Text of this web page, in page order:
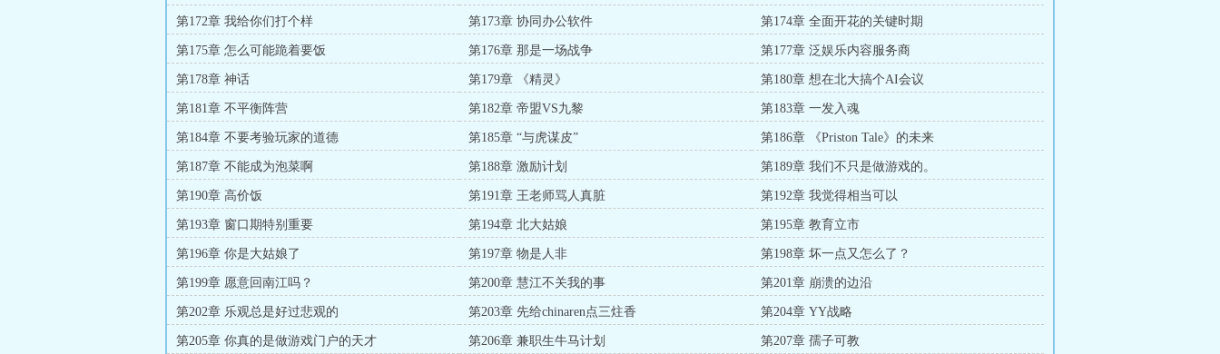
第172章 我给你们打个样 第173章 协同办公软件 第174章 全面开花的关键时期
第175章 怎么可能跪着要饭 第176章 那是一场战争 第177章 泛娱乐内容服务商
第178章 神话 第179章 《精灵》 第180章 想在北大搞个AI会议
第181章 不平衡阵营 第182章 帝盟VS九黎 第183章 一发入魂
第184章 不要考验玩家的道德 第185章 “与虎谋皮” 第186章 《Priston Tale》的未来
第187章 不能成为泡菜啊 第188章 激励计划 第189章 我们不只是做游戏的。
第190章 高价饭 第191章 王老师骂人真脏 第192章 我觉得相当可以
第193章 窗口期特别重要 第194章 北大姑娘 第195章 教育立市
第196章 你是大姑娘了 第197章 物是人非 第198章 坏一点又怎么了？
第199章 愿意回南江吗？ 第200章 慧江不关我的事 第201章 崩溃的边沿
第202章 乐观总是好过悲观的 第203章 先给chinaren点三炷香 第204章 YY战略
第205章 你真的是做游戏门户的天才 第206章 兼职生牛马计划 第207章 孺子可教